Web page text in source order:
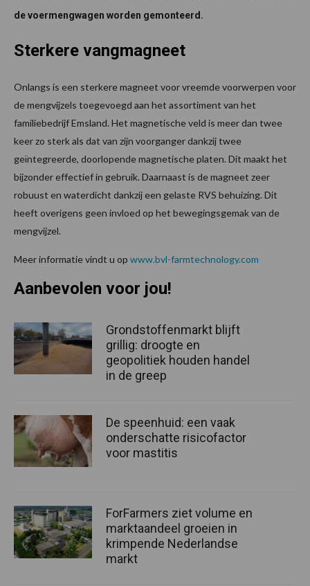
de voermengwagen worden gemonteerd.
Sterkere vangmagneet
Onlangs is een sterkere magneet voor vreemde voorwerpen voor
de mengvijzels toegevoegd aan het assortiment van het
familiebedrijf Emsland. Het magnetische veld is meer dan twee
keer zo sterk als dat van zijn voorganger dankzij twee
geïntegreerde, doorlopende magnetische platen. Dit maakt het
bijzonder effectief in gebruik. Daarnaast is de magneet zeer
robuust en waterdicht dankzij een gelaste RVS behuizing. Dit
heeft overigens geen invloed op het bewegingsgemak van de
mengvijzel.
Meer informatie vindt u op www.bvl-farmtechnology.com
Aanbevolen voor jou!
Grondstoffenmarkt blijft
grillig: droogte en
geopolitiek houden handel
in de greep
De speenhuid: een vaak
onderschatte risicofactor
voor mastitis
ForFarmers ziet volume en
marktaandeel groeien in
krimpende Nederlandse
markt